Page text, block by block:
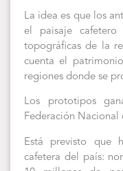
La idea es que los
el paisaje
topográficas de la
cuenta el
regiones donde se
Los prototipos
Federación Nacional
Está previsto que
cafetera del país: